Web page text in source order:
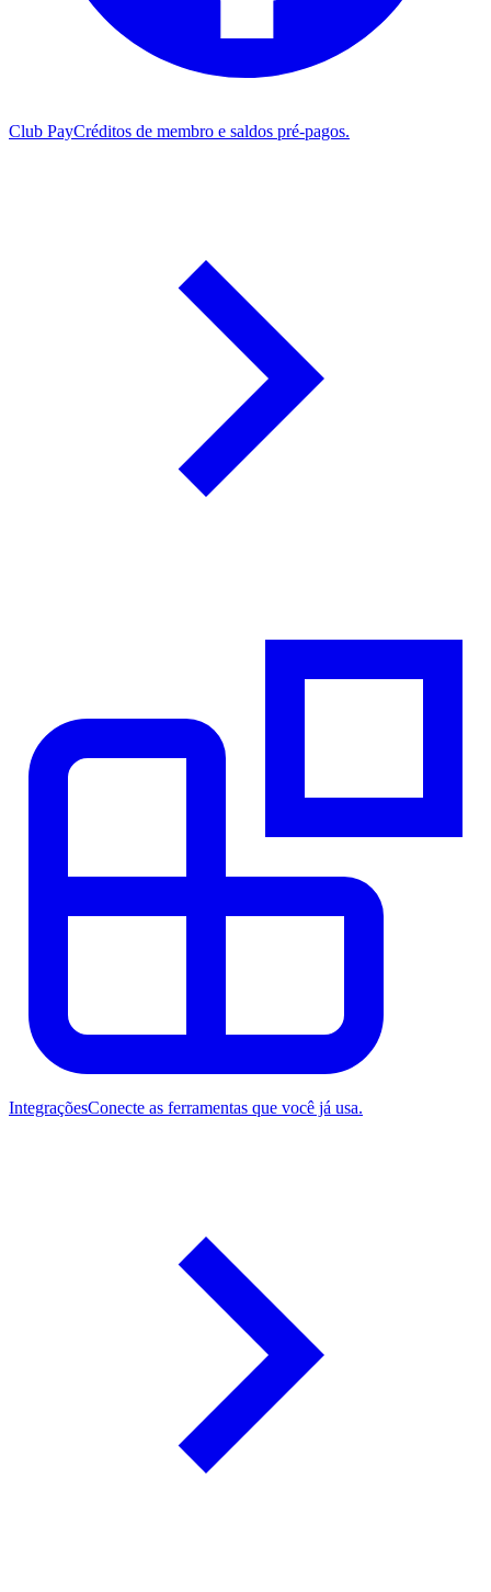
Club PayCréditos de membro e saldos pré-pagos.
IntegraçõesConecte as ferramentas que você já usa.